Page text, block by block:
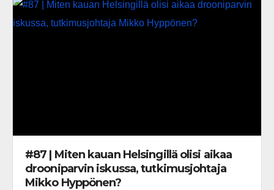
#87 | Miten kauan Helsingillä olisi aikaa
drooniparvin iskussa, tutkimusjohtaja
Mikko Hyppönen?